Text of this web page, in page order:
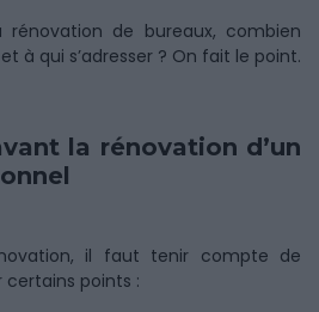
rénovation de bureaux, combien
à qui s’adresser ? On fait le point.
la rénovation d’un
il faut tenir compte de
certains points :